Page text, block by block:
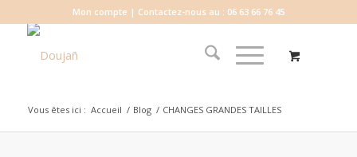
Mon compte | Contactez-nous au : 06 63 66 76 45
Vous êtes ici : Accueil / Blog / CHANGES GRANDES TAILLES